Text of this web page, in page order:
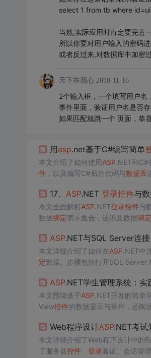
select 1 from tb where
当然,实际应用时肯定要完善
所以你要对用户输入的密码
或者反过来,对数据库中加密
天下在我心 2010-11-16
2个输入框，一个填写用户名
事件里面，验证用户名是否
如果匹配就跳一个 页面，恭
用asp.net基于C#编写简单
本文介绍了如何使用ASP .NET和
件，以及编写C#后台代码与数据库
17、 ASP.NET 登录控件与
本文全面解析ASP .NET登录控件与
数据绑定表示集合，还涉及数据绑定
ASP.NET与SQL Server连接
本文详细介绍了如何在ASP .NET中
定数据。步骤包括打开SQL
ASP.NET学生管理系统：
本文围绕基于ASP .NET开发的简单
View控件的数据显示与操作，还阐
Web程序设计ASP.NET考试
本文详细介绍了Web程序设计中的
了服务器控件、 登录验证、会话管